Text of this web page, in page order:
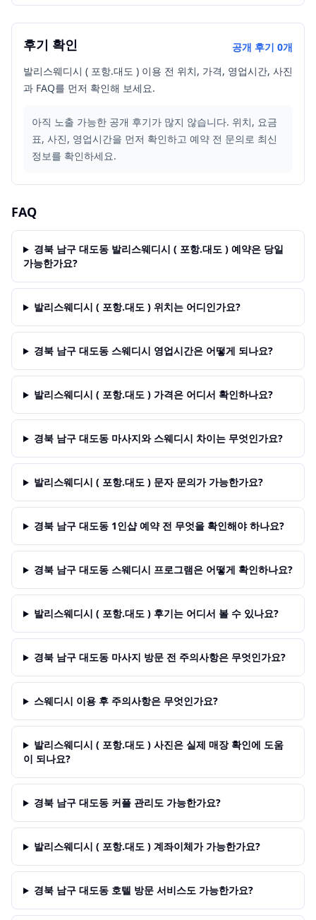
후기 확인 공개 후기 0개
발리스웨디시 ( 포항.대도 ) 이용 전 위치, 가격, 영업시간, 사진
과 FAQ를 먼저 확인해 보세요.
아직 노출 가능한 공개 후기가 많지 않습니다. 위치, 요금
표, 사진, 영업시간을 먼저 확인하고 예약 전 문의로 최신
정보를 확인하세요.
FAQ
경북 남구 대도동 발리스웨디시 ( 포항.대도 ) 예약은 당일
가능한가요?
발리스웨디시 ( 포항.대도 ) 위치는 어디인가요?
경북 남구 대도동 스웨디시 영업시간은 어떻게 되나요?
발리스웨디시 ( 포항.대도 ) 가격은 어디서 확인하나요?
경북 남구 대도동 마사지와 스웨디시 차이는 무엇인가요?
발리스웨디시 ( 포항.대도 ) 문자 문의가 가능한가요?
경북 남구 대도동 1인샵 예약 전 무엇을 확인해야 하나요?
경북 남구 대도동 스웨디시 프로그램은 어떻게 확인하나요?
발리스웨디시 ( 포항.대도 ) 후기는 어디서 볼 수 있나요?
경북 남구 대도동 마사지 방문 전 주의사항은 무엇인가요?
스웨디시 이용 후 주의사항은 무엇인가요?
발리스웨디시 ( 포항.대도 ) 사진은 실제 매장 확인에 도움
이 되나요?
경북 남구 대도동 커플 관리도 가능한가요?
발리스웨디시 ( 포항.대도 ) 계좌이체가 가능한가요?
경북 남구 대도동 호텔 방문 서비스도 가능한가요?